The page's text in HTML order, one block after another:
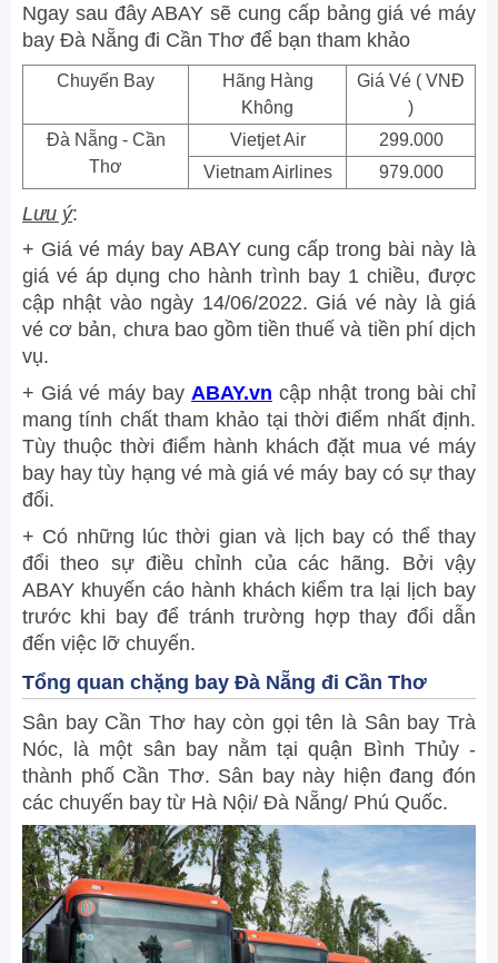
Ngay sau đây ABAY sẽ cung cấp bảng giá vé máy
bay Đà Nẵng đi Cần Thơ để bạn tham khảo
Chuyến Bay
Hãng Hàng
Không
Giá Vé ( VNĐ
)
Đà Nẵng - Cần
Thơ
Vietjet Air
299.000
Vietnam Airlines
979.000
Lưu ý:
+ Giá vé máy bay ABAY cung cấp trong bài này là
giá vé áp dụng cho hành trình bay 1 chiều, được
cập nhật vào ngày 14/06/2022. Giá vé này là giá
vé cơ bản, chưa bao gồm tiền thuế và tiền phí dịch
vụ.
+ Giá vé máy bay ABAY.vn cập nhật trong bài chỉ
mang tính chất tham khảo tại thời điểm nhất định.
Tùy thuộc thời điểm hành khách đặt mua vé máy
bay hay tùy hạng vé mà giá vé máy bay có sự thay
đổi.
+ Có những lúc thời gian và lịch bay có thể thay
đổi theo sự điều chỉnh của các hãng. Bởi vậy
ABAY khuyến cáo hành khách kiểm tra lại lịch bay
trước khi bay để tránh trường hợp thay đổi dẫn
đến việc lỡ chuyến.
Tổng quan chặng bay Đà Nẵng đi Cần Thơ
Sân bay Cần Thơ hay còn gọi tên là Sân bay Trà
Nóc, là một sân bay nằm tại quận Bình Thủy -
thành phố Cần Thơ. Sân bay này hiện đang đón
các chuyến bay từ Hà Nội/ Đà Nẵng/ Phú Quốc.